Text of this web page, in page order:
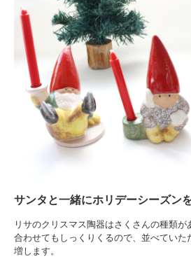
サンタと一緒にホリデーシーズン
リサのクリスマス陶器はさくさんの種類
合わせてもしっくりくるので、並べていた
増します。